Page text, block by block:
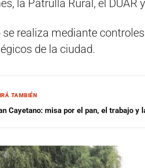
la Patrulla Rural, el DUAR
realiza mediante
de la ciudad.
TAMBIÉN
Cayetano: misa por el pan, el trabajo y